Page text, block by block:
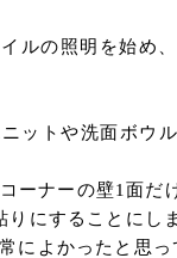
ルの照明を始め
ットや洗面ボウ
ーナーの壁1面
にすることにし
によかったと思っ